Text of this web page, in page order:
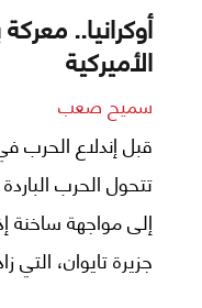
أوكرانيا..
الأميركية
سميح صعب
قبل إندلاع الحرب
تتحول الحرب
إلى مواجهة ساخنة
جزيرة تايوان،